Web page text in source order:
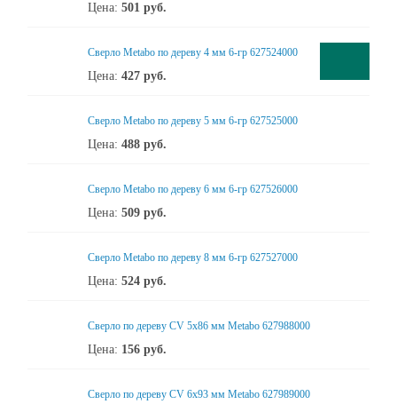
Цена: 501 руб.
Сверло Metabo по дереву 4 мм 6-гр 627524000
Цена: 427 руб.
Сверло Metabo по дереву 5 мм 6-гр 627525000
Цена: 488 руб.
Сверло Metabo по дереву 6 мм 6-гр 627526000
Цена: 509 руб.
Сверло Metabo по дереву 8 мм 6-гр 627527000
Цена: 524 руб.
Сверло по дереву CV 5х86 мм Metabo 627988000
Цена: 156 руб.
Сверло по дереву CV 6x93 мм Metabo 627989000